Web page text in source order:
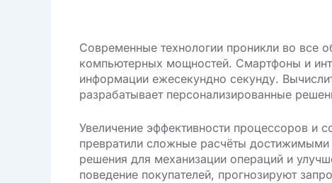
Современные технологии проникли во все
компьютерных мощностей. Смартфоны и
информации ежесекундно секунду.
разрабатывает персонализированные
Увеличение эффективности процессоров и
превратили сложные расчёты
решения для механизации операций и
поведение покупателей, прогнозируют